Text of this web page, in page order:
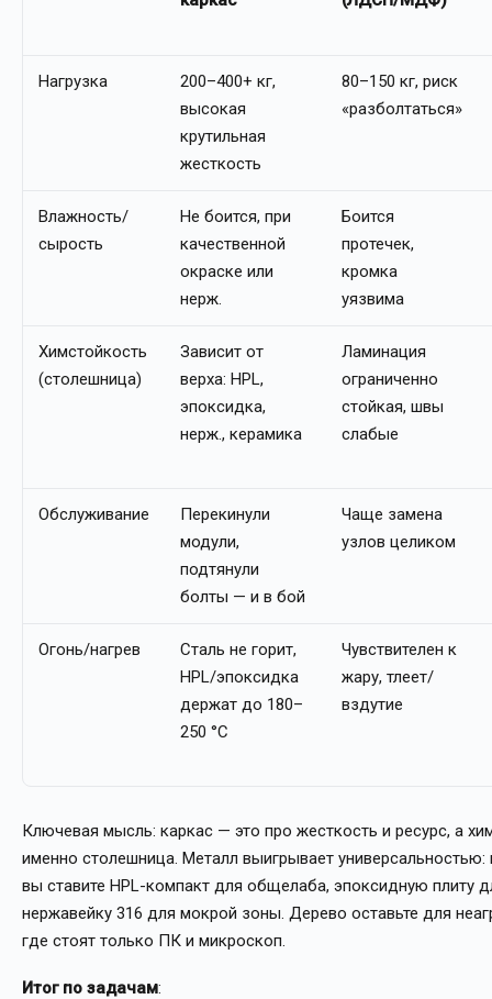
Нагрузка
200–400+ кг,
высокая
крутильная
жесткость
80–150 кг, риск
«разболтаться»
Влажность/
сырость
Не боится, при
качественной
окраске или
нерж.
Боится
протечек,
кромка
уязвима
Химстойкость
(столешница)
Зависит от
верха: HPL,
эпоксидка,
нерж., керамика
Ламинация
ограниченно
стойкая, швы
слабые
Обслуживание
Перекинули
модули,
подтянули
болты — и в бой
Чаще замена
узлов целиком
Огонь/нагрев
Сталь не горит,
HPL/эпоксидка
держат до 180–
250 °C
Чувствителен к
жару, тлеет/
вздутие
Ключевая мысль: каркас — это про жесткость и ресурс, а
именно столешница. Металл выигрывает универсальностью:
вы ставите HPL-компакт для общелаба, эпоксидную плиту
нержавейку 316 для мокрой зоны. Дерево оставьте для
где стоят только ПК и микроскоп.
Итог по задачам: